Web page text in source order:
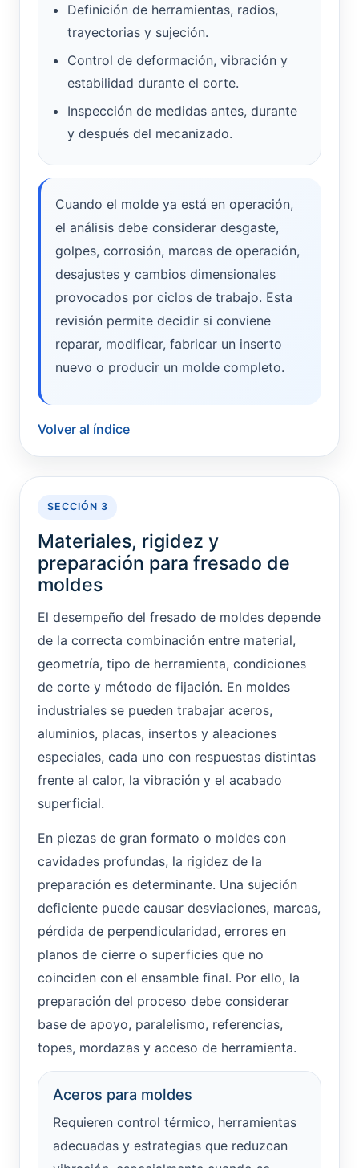
Definición de herramientas, radios,
trayectorias y sujeción.
Control de deformación, vibración y
estabilidad durante el corte.
Inspección de medidas antes, durante
y después del mecanizado.
Cuando el molde ya está en operación,
el análisis debe considerar desgaste,
golpes, corrosión, marcas de operación,
desajustes y cambios dimensionales
provocados por ciclos de trabajo. Esta
revisión permite decidir si conviene
reparar, modificar, fabricar un inserto
nuevo o producir un molde completo.
Volver al índice
SECCIÓN 3
Materiales, rigidez y
preparación para fresado de
moldes
El desempeño del fresado de moldes depende
de la correcta combinación entre material,
geometría, tipo de herramienta, condiciones
de corte y método de fijación. En moldes
industriales se pueden trabajar aceros,
aluminios, placas, insertos y aleaciones
especiales, cada uno con respuestas distintas
frente al calor, la vibración y el acabado
superficial.
En piezas de gran formato o moldes con
cavidades profundas, la rigidez de la
preparación es determinante. Una sujeción
deficiente puede causar desviaciones, marcas,
pérdida de perpendicularidad, errores en
planos de cierre o superficies que no
coinciden con el ensamble final. Por ello, la
preparación del proceso debe considerar
base de apoyo, paralelismo, referencias,
topes, mordazas y acceso de herramienta.
Aceros para moldes
Requieren control térmico, herramientas
adecuadas y estrategias que reduzcan